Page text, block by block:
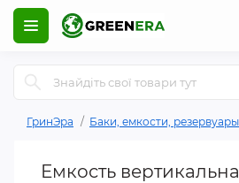
ГринЭра Баки, емкости, резервуары
Емкость